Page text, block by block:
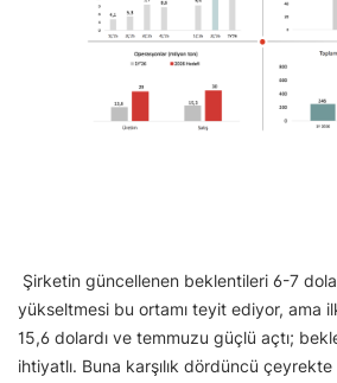
Şirketin güncellenen beklentileri 6-7
yükseltmesi bu ortamı teyit ediyor, ama
15,6 dolardı ve temmuzu güçlü açtı;
ihtiyatlı. Buna karşılık dördüncü